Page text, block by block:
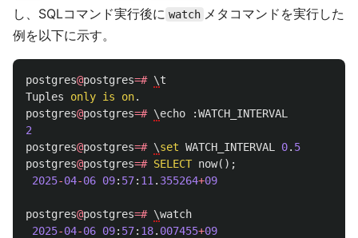
し、SQLコマンド実行後に watch メタコマンドを実行した
例を以下に示す。
postgres@postgres=# \t
Tuples
only is on.
postgres@postgres=# \echo :WATCH_INTERVAL
2
postgres@postgres=# \set WATCH_INTERVAL 0. 5
postgres@postgres=# SELECT now();
2025-04-06 09: 57: 11 . 355264+09
postgres@postgres=# \watch
2025-04-06 09: 57: 18. 007455+09